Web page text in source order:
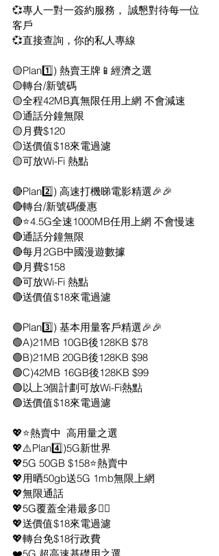
💞專人一對一簽約服務， 誠懇對待每一位
客戶
💞直接查詢，你的私人專線
🟡Plan1️⃣) 熱賣王牌📱經濟之選
🟡轉台/新號碼
🟡全程42MB真無限任用上網 不會減速
🟡通話分鐘無限
🟡月費$120
🟡送價值$18來電過濾
🟡可放Wi-Fi 熱點
🔴Plan2️⃣) 高速打機睇電影精選🎉🎉
🔴轉台/新號碼優惠
🔴⭐4.5G全速1000MB任用上網 不會慢速
🔴通話分鐘無限
🔴每月2GB中國漫遊數據
🔴月費$158
🔴可放Wi-Fi 熱點
🔴送價值$18來電過濾
🟢Plan3️⃣) 基本用量客戶精選🎉🎉
🟢A)21MB 10GB後128KB $78
🟢B)21MB 20GB後128KB $98
🟢C)42MB 16GB後128KB $99
🟢以上3個計劃可放Wi-Fi熱點
🟢送價值$18來電過濾
💖⭐熱賣中  高用量之選
💖⚠️Plan4️⃣)5G新世界
💖5G 50GB $158⭐熱賣中
💖用晒50gb送5G 1mb無限上網
💖無限通話
💖5G覆蓋全港最多👍🏻
💖送價值$18來電過濾
💖轉台免$18行政費